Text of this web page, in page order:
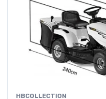
HBCOLLECTION